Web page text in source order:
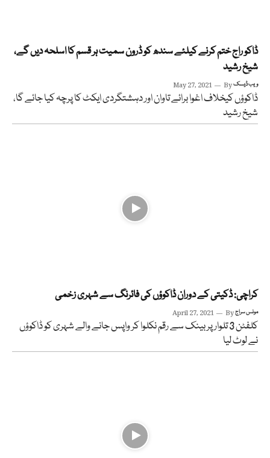
ڈاکو راج ختم کرنے کیلئے سندھ کو ڈرون سمیت ہر قسم کا اسلحہ دیں گے،
شیخ رشید
May 27, 2021 Byویب ڈیسک
ڈاکوؤں کیخلاف اغوا برائے تاوان اور دہشتگردی ایکٹ کا پرچہ کیا جائے گا،
شیخ رشید
کراچی: ڈکیتی کے دوران ڈاکوؤں کی فائرنگ سے شہری زخمی
April 27, 2021 Byمونس سراج
کلفٹن 3 تلوار پر بینک سے رقم نکلوا کر واپس جانے والے شہری کو ڈاکوؤں
نے لوٹ لیا